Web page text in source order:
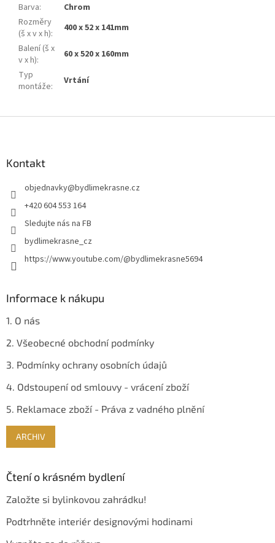
Barva:
Chrom
Rozměry
(š x v x h):
400 x 52 x 141mm
Balení (š x
v x h):
60 x 520 x 160mm
Typ
montáže: Vrtání
Kontakt
objednavky@bydlimekrasne.cz
+420 604 553 164
Sledujte nás na FB
bydlimekrasne_cz
https://www.youtube.com/@bydlimekrasne5694
Informace k nákupu
1. O nás
2. Všeobecné obchodní podmínky
3. Podmínky ochrany osobních údajů
4. Odstoupení od smlouvy - vrácení zboží
5. Reklamace zboží - Práva z vadného plnění
ARCHIV
Čtení o krásném bydlení
Založte si bylinkovou zahrádku!
Podtrhněte interiér designovými hodinami